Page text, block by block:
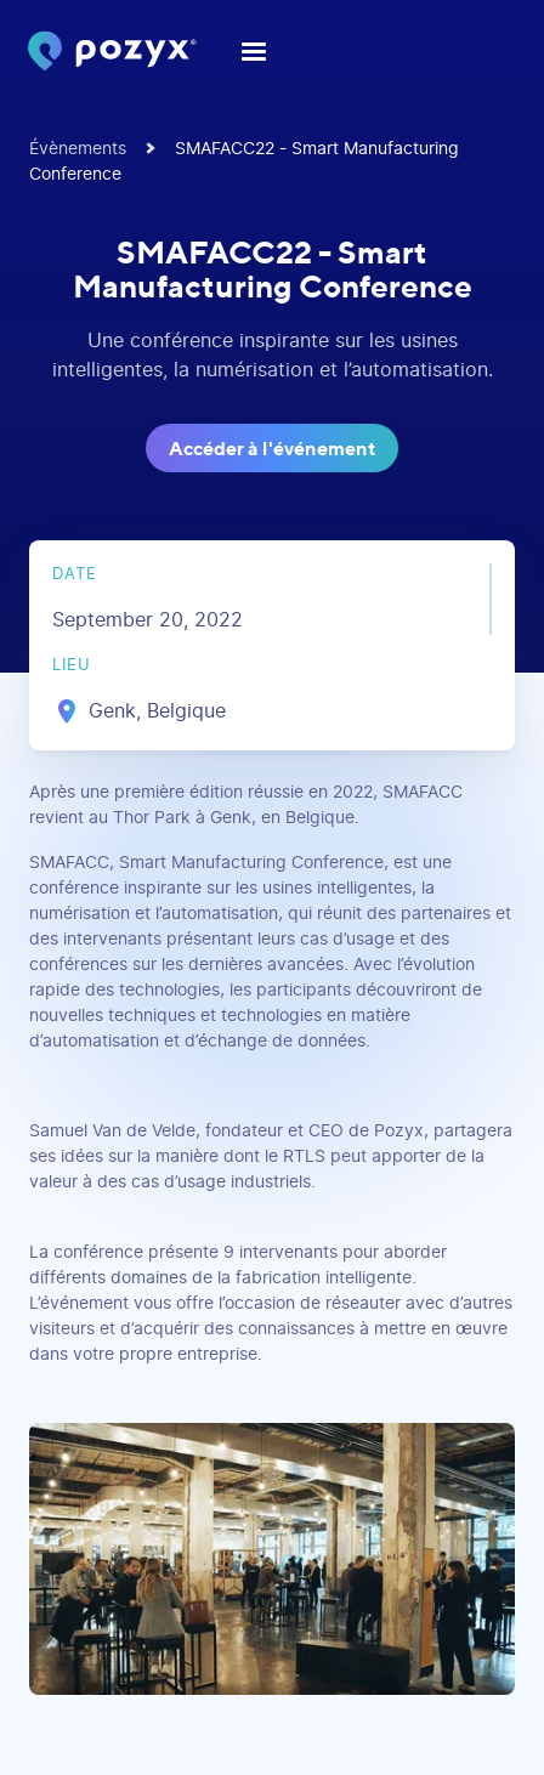
Évènements
SMAFACC22 - Smart Manufacturing
Conference
SMAFACC22 - Smart
Manufacturing Conference
Une conférence inspirante sur les usines
intelligentes, la numérisation et l’automatisation.
Accéder à l'événement
DATE
September 20, 2022
LIEU
Genk, Belgique
Après une première édition réussie en 2022, SMAFACC
revient au Thor Park à Genk, en Belgique.
SMAFACC, Smart Manufacturing Conference, est une
conférence inspirante sur les usines intelligentes, la
numérisation et l’automatisation, qui réunit des partenaires et
des intervenants présentant leurs cas d’usage et des
conférences sur les dernières avancées. Avec l’évolution
rapide des technologies, les participants découvriront de
nouvelles techniques et technologies en matière
d’automatisation et d’échange de données.
Samuel Van de Velde, fondateur et CEO de Pozyx, partagera
ses idées sur la manière dont le RTLS peut apporter de la
valeur à des cas d’usage industriels.
La conférence présente 9 intervenants pour aborder
différents domaines de la fabrication intelligente.
L’événement vous offre l’occasion de réseauter avec d’autres
visiteurs et d’acquérir des connaissances à mettre en œuvre
dans votre propre entreprise.